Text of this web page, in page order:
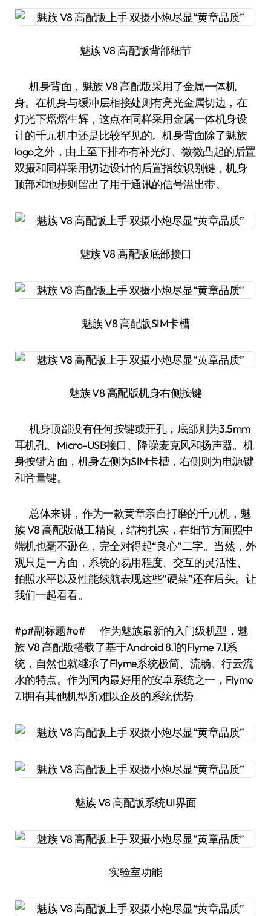
魅族 V8 高配版背部细节
机身背面，魅族 V8 高配版采用了金属一体机
身。在机身与缓冲层相接处则有亮光金属切边，在
灯光下熠熠生辉，这点在同样采用金属一体机身设
计的千元机中还是比较罕见的。机身背面除了魅族
logo之外，由上至下排布有补光灯、微微凸起的后置
双摄和同样采用切边设计的后置指纹识别键，机身
顶部和地步则留出了用于通讯的信号溢出带。
魅族 V8 高配版底部接口
魅族 V8 高配版SIM卡槽
魅族 V8 高配版机身右侧按键
机身顶部没有任何按键或开孔，底部则为3.5mm
耳机孔、Micro-USB接口、降噪麦克风和扬声器。机
身按键方面，机身左侧为SIM卡槽，右侧则为电源键
和音量键。
总体来讲，作为一款黄章亲自打磨的千元机，魅
族 V8 高配版做工精良，结构扎实，在细节方面照中
端机也毫不逊色，完全对得起“良心”二字。当然，外
观只是一方面，系统的易用程度、交互的灵活性、
拍照水平以及性能续航表现这些“硬菜”还在后头。让
我们一起看看。
#p#副标题#e# 作为魅族最新的入门级机型，魅
族 V8 高配版搭载了基于Android 8.1的Flyme 7.1系
统，自然也就继承了Flyme系统极简、流畅、行云流
水的特点。作为国内最好用的安卓系统之一，Flyme
7.1拥有其他机型所难以企及的系统优势。
魅族 V8 高配版系统UI界面
实验室功能